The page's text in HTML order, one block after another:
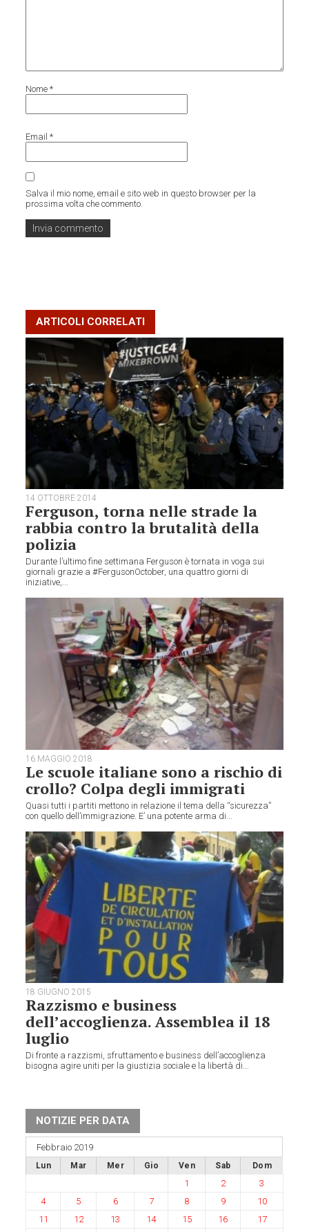
Nome*
Email*
Salva il mio nome, email e sito web in questo browser per la
prossima volta che commento.
ARTICOLI CORRELATI
14 OTTOBRE 2014
Ferguson, torna nelle strade la
rabbia contro la brutalità della
polizia
Durante l’ultimo fine settimana Ferguson è tornata in voga sui
giornali grazie a #FergusonOctober, una quattro giorni di
iniziative,...
16 MAGGIO 2018
Le scuole italiane sono a rischio di
crollo? Colpa degli immigrati
Quasi tutti i partiti mettono in relazione il tema della “sicurezza”
con quello dell’immigrazione. E’ una potente arma di...
18 GIUGNO 2015
Razzismo e business
dell’accoglienza. Assemblea il 18
luglio
Di fronte a razzismi, sfruttamento e business dell’accoglienza
bisogna agire uniti per la giustizia sociale e la libertà di...
NOTIZIE PER DATA
Febbraio 2019
Lun Mar Mer Gio Ven Sab Dom
1 2
3
4
5 6 7 8 9
10
11
12 13 14 15 16
17